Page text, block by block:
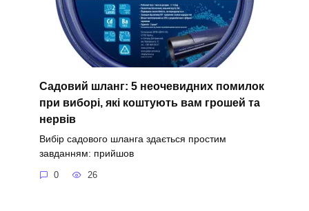
Садовий шланг: 5 неочевидних помилок
при виборі, які коштують вам грошей та
нервів
Вибір садового шланга здається простим
завданням: прийшов
0 26